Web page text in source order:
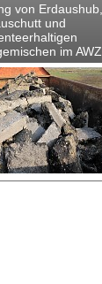
von Erdaushub,
und
im AWZ